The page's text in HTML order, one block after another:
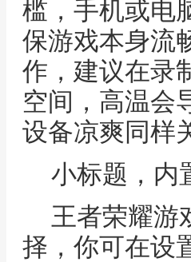
槛，手机或电
保游戏本身流
作，建议在录
空间，高温会
设备凉爽同样
小标题，内
王者荣耀游
择，你可在设